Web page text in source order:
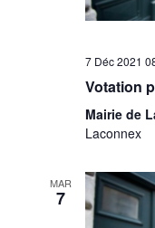
7 Déc 2021
Votation
Mairie de
Laconnex
MAR
7